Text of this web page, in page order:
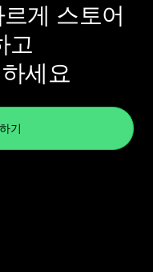
게 스토어
고
세요
기